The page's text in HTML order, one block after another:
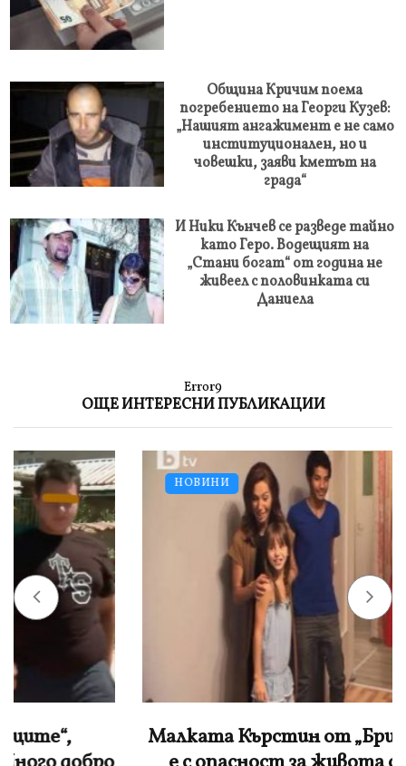
Община Кричим поема
погребението на Георги Кузев:
„Нашият ангажимент е не само
институционален, но и
човешки, заяви кметът на
града“
И Ники Кънчев се разведе тайно
като Геро. Водещият на
„Стани богат“ от година не
живеел с половинката си
Даниела
Error9
ОЩЕ ИНТЕРЕСНИ ПУБЛИКАЦИИ
НОВИНИ
Малката Кърстин от „Бригада нов дом“